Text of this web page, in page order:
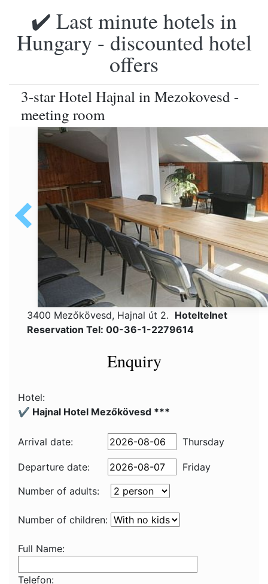
✔️ Last minute hotels in
Hungary - discounted hotel
offers
3-star Hotel Hajnal in Mezokovesd -
meeting room
3400 Mezőkövesd, Hajnal út 2. Hoteltelnet
Reservation Tel: 00-36-1-2279614
Enquiry
Hotel:
✔️ Hajnal Hotel Mezőkövesd ***
Arrival date: Thursday
Departure date:
Friday
Number of adults:
Number of children:
Full Name:
Telefon: